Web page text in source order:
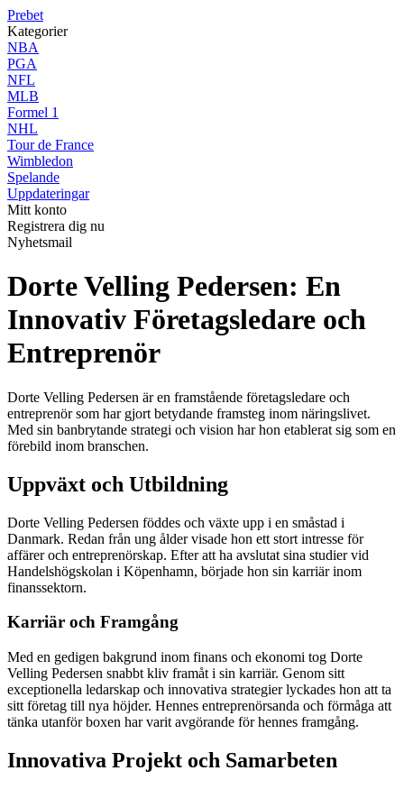
Prebet
Kategorier
NBA
PGA
NFL
MLB
Formel 1
NHL
Tour de France
Wimbledon
Spelande
Uppdateringar
Mitt konto
Registrera dig nu
Nyhetsmail
Dorte Velling Pedersen: En
Innovativ Företagsledare och
Entreprenör
Dorte Velling Pedersen är en framstående företagsledare och
entreprenör som har gjort betydande framsteg inom näringslivet.
Med sin banbrytande strategi och vision har hon etablerat sig som en
förebild inom branschen.
Uppväxt och Utbildning
Dorte Velling Pedersen föddes och växte upp i en småstad i
Danmark. Redan från ung ålder visade hon ett stort intresse för
affärer och entreprenörskap. Efter att ha avslutat sina studier vid
Handelshögskolan i Köpenhamn, började hon sin karriär inom
finanssektorn.
Karriär och Framgång
Med en gedigen bakgrund inom finans och ekonomi tog Dorte
Velling Pedersen snabbt kliv framåt i sin karriär. Genom sitt
exceptionella ledarskap och innovativa strategier lyckades hon att ta
sitt företag till nya höjder. Hennes entreprenörsanda och förmåga att
tänka utanför boxen har varit avgörande för hennes framgång.
Innovativa Projekt och Samarbeten